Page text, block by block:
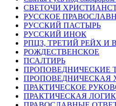
СВЕТОЧИ
РУССКОЕ
РУССКИЙ ПАСТЫРЬ
РУССКИЙ ИНОК
РПЦЗ, ТРЕТИЙ РЕЙХ И
РОЖДЕСТВЕНСКОЕ
ПСАЛТИРЬ
ПРОПОВЕДНИЧЕСКИЕ
ПРОПОВЕДНИЧЕСКАЯ
ПРАКТИЧЕСКОЕ
ПРАКТИЧЕСКАЯ